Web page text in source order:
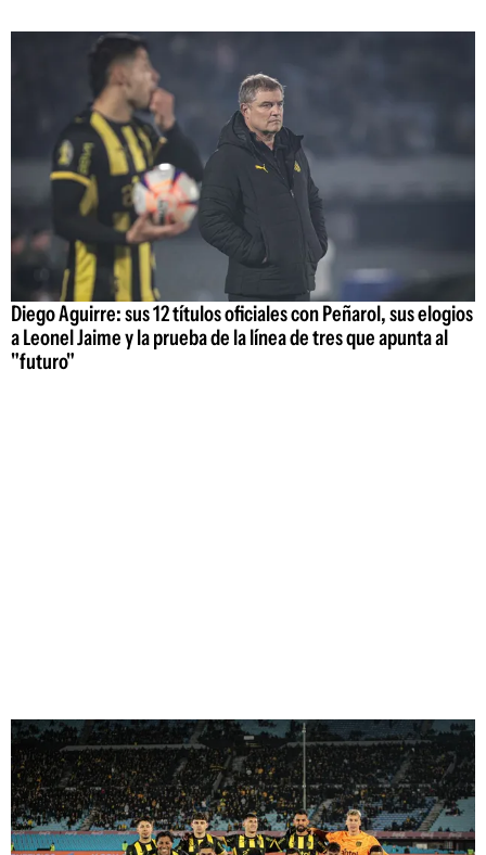
Diego Aguirre: sus 12 títulos oficiales con Peñarol, sus elogios
a Leonel Jaime y la prueba de la línea de tres que apunta al
"futuro"